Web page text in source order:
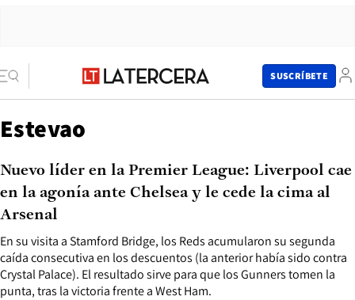
SUSCRÍBETE
Estevao
En su visita a Stamford Bridge, los Reds acumularon su segunda
caída consecutiva en los descuentos (la anterior había sido contra
Crystal Palace). El resultado sirve para que los Gunners tomen la
punta, tras la victoria frente a West Ham.
Nuevo líder en la Premier League: Liverpool cae
en la agonía ante Chelsea y le cede la cima al
Arsenal